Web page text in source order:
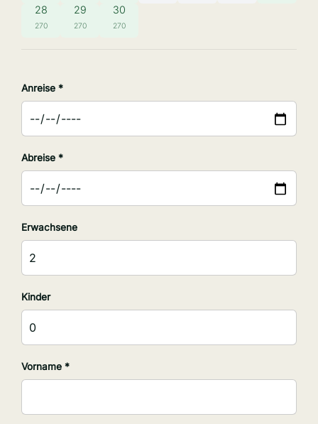
28
270
29
270
30
270
Anreise *
Abreise *
Erwachsene
Kinder
Vorname *